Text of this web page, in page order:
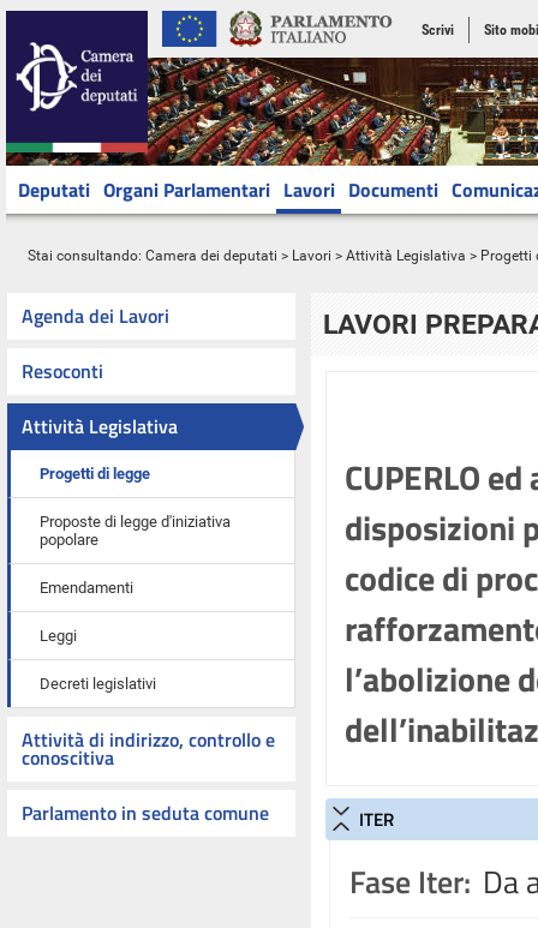
Scrivi Sito
Deputati Organi Parlamentari Lavori Documenti
Stai consultando: Camera dei deputati > Lavori > Attività Legislativa > Progetti
Agenda dei Lavori
Resoconti
Attività Legislativa
Progetti di legge
Proposte di legge d'iniziativa
popolare
Emendamenti
Leggi
Decreti legislativi
Attività di indirizzo, controllo e
conoscitiva
Parlamento in seduta comune
LAVORI
CUPERLO
disposizioni
codice di
l’abolizione
ITER
Fase Iter: Da